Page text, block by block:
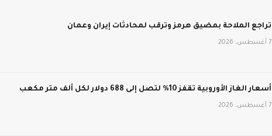
تراجع الملاحة بمضيق هرمز وترقب لمحادثات إيران وعمان
7 أغسطس، 2026
أسعار الغاز الأوروبية تقفز 10% لتصل إلى 688 دولار لكل ألف متر مكعب
7 أغسطس، 2026